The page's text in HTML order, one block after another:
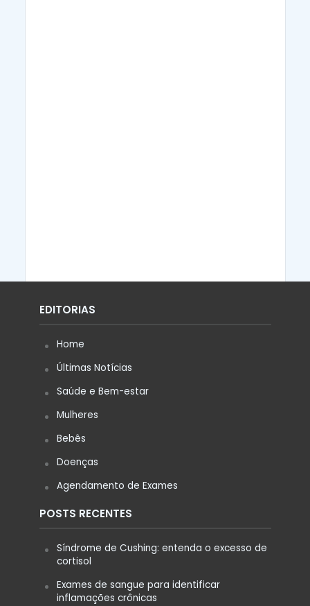
EDITORIAS
Home
Últimas Notícias
Saúde e Bem-estar
Mulheres
Bebês
Doenças
Agendamento de Exames
POSTS RECENTES
Síndrome de Cushing: entenda o excesso de
cortisol
Exames de sangue para identificar
inflamações crônicas